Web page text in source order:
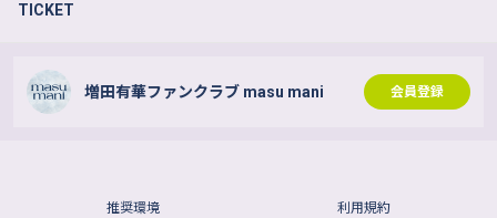
TICKET
増田有華ファンクラブ masu mani 会員登録
推奨環境 利用規約